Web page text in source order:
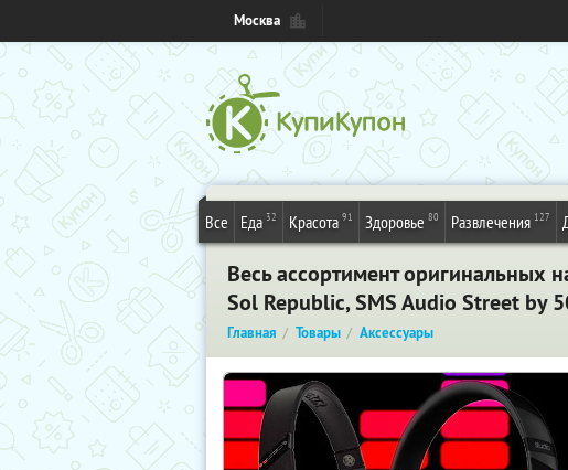
Москва
Все Еда 32 Красота 91 Здоровье 80 Развлечения 127
Весь ассортимент оригинальных
Sol Republic, SMS Audio Street by
Главная Товары Аксессуары